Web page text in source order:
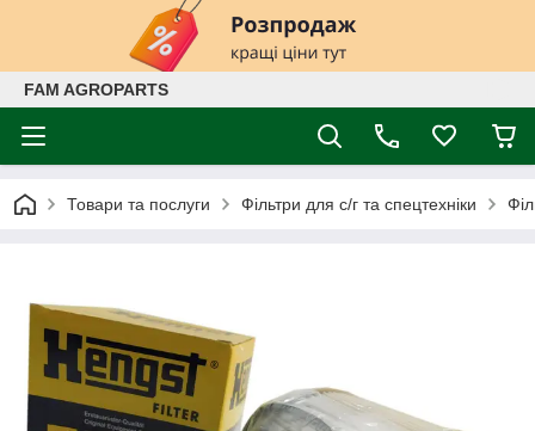
FAM AGROPARTS
Товари та послуги Фільтри для с/г та спецтехніки